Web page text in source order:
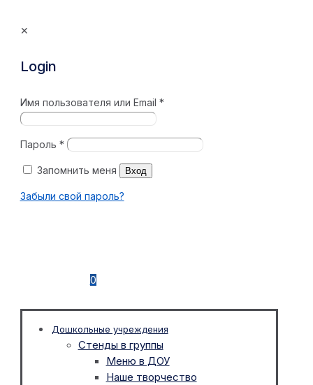
✕
Login
Имя пользователя или Email *
Пароль *
Запомнить меня Вход
Забыли свой пароль?
0
Дошкольные учреждения
Стенды в группы
Меню в ДОУ
Наше творчество